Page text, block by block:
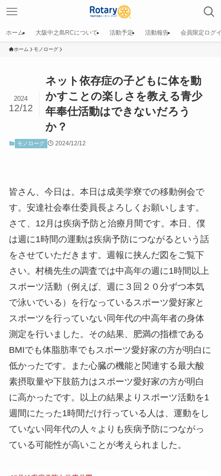
ホーム 大阪中之島RCについて 活動予定 活動報告 会員限定ログ
ホーム モノローグ
ネット依存症の子どもに体を動
かすことの楽しさを教える青少
年奉仕活動はできないだろう
か？
2024
12/12
モノローグ 2024/12/12
皆さん、今日は。本日は成美学寮での移動例会で
す。安達社会奉仕委員長よろしくお願いします。
さて、12月は疾病予防と治療月間です。本日、僕
は週に1時間の運動は疾病予防につながるという話
をさせていただきます。週報に挟んだ図をご覧下
さい。村橋先生の調査では中高年の週に1時間以上
スポーツ活動（例えば、週に３回２０分ずつ本気
で泳いでいる）を行なっているスポーツ愛好家と
スポーツを行っていない同年代の中高年者の身体
測定を行いました。その結果、肥満の指標である
BMIでも体脂肪率でもスポーツ愛好家の方が明白に
低かったです。また心臓の機能と関連する最大酸
素摂取量や下肢筋力はスポーツ愛好家の方が明白
に高かったです。以上の結果よりスポーツ活動を1
週間にたった1時間だけ行っている人は、運動をし
ていない同年代の人々よりも疾病予防につながっ
ている可能性が高いことが考えられました。